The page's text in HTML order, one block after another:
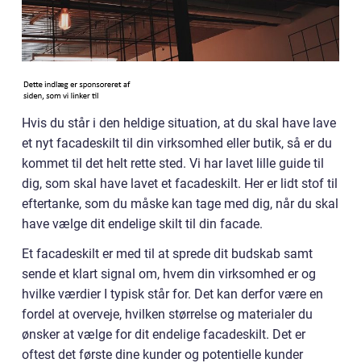
Hvis du står i den heldige situation, at du skal have lave
et nyt facadeskilt til din virksomhed eller butik, så er du
kommet til det helt rette sted. Vi har lavet lille guide til
dig, som skal have lavet et facadeskilt. Her er lidt stof til
eftertanke, som du måske kan tage med dig, når du skal
have vælge dit endelige skilt til din facade.
Et facadeskilt er med til at sprede dit budskab samt
sende et klart signal om, hvem din virksomhed er og
hvilke værdier I typisk står for. Det kan derfor være en
fordel at overveje, hvilken størrelse og materialer du
ønsker at vælge for dit endelige facadeskilt. Det er
oftest det første dine kunder og potentielle kunder